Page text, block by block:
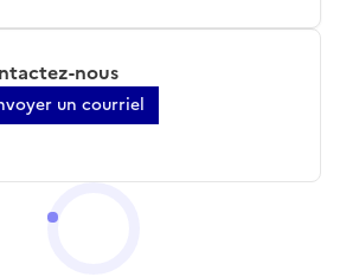
nous
un courriel